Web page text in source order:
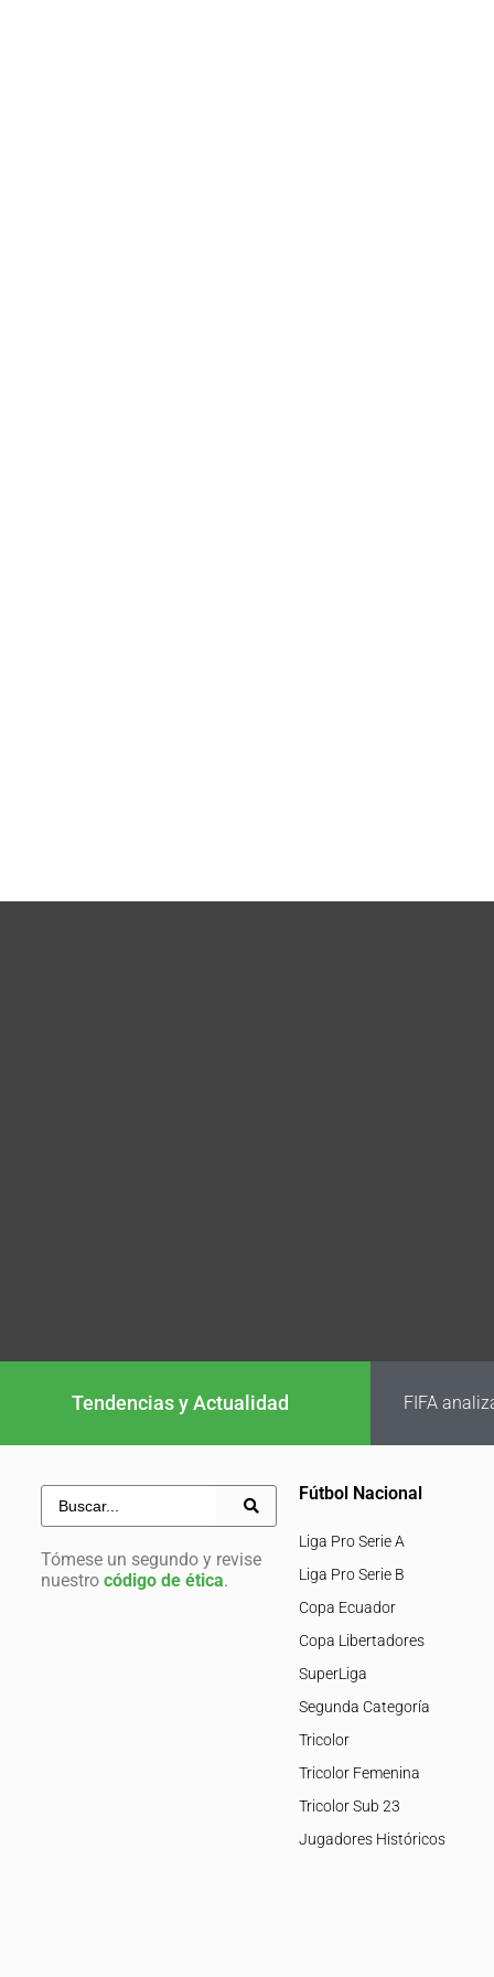
Tendencias y Actualidad FIFA
Tómese un segundo y revise
nuestro código de ética.
Fútbol Nacional
Liga Pro Serie A
Liga Pro Serie B
Copa Ecuador
Copa Libertadores
SuperLiga
Segunda Categoría
Tricolor
Tricolor Femenina
Tricolor Sub 23
Jugadores Históricos